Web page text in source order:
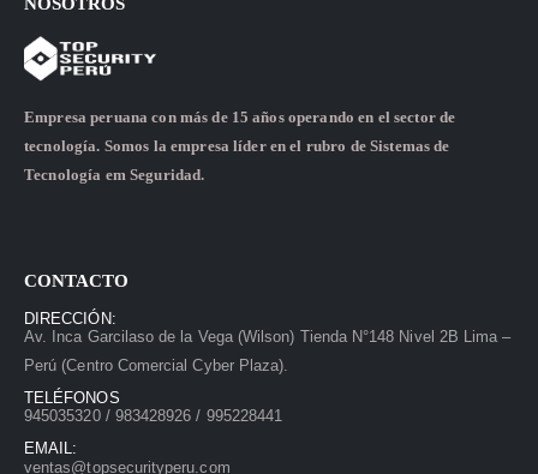
Empresa peruana con más de 15 años operando en el sector de
tecnología. Somos la empresa líder en el rubro de Sistemas de
Tecnología em Seguridad.
CONTACTO
DIRECCIÓN:
Av. Inca Garcilaso de la Vega (Wilson) Tienda N°148 Nivel 2B Lima –
Perú (Centro Comercial Cyber Plaza).
TELÉFONOS
945035320 / 983428926 / 995228441
EMAIL:
ventas@topsecurityperu.com